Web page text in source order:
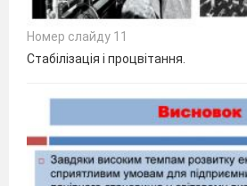
Номер слайду 11
Стабілізація і процвітання.